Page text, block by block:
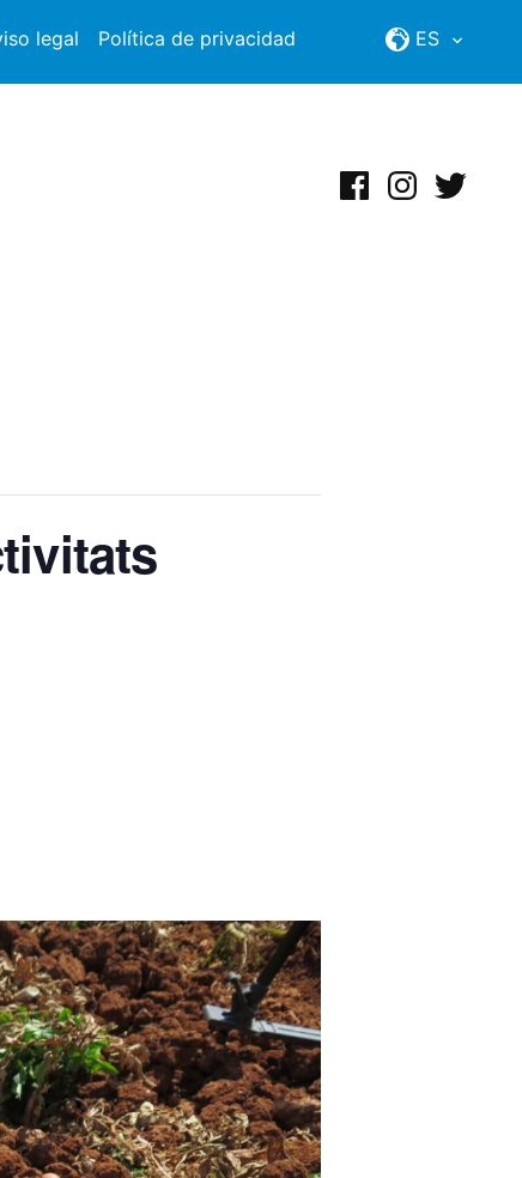
ES
legal Política de privacidad
Facebook
Instagram
Twitter